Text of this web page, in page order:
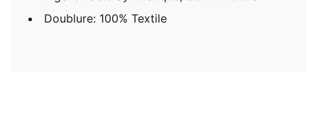
Doublure: 100% Textile